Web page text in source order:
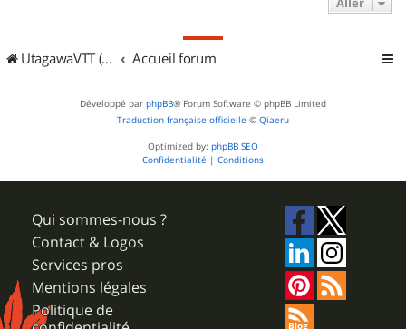
UtagawaVTT (Randos VTT et VTTAE avec traces GPS) Accueil forum
Développé par phpBB® Forum Software © phpBB Limited
Traduction française officielle © Qiaeru
Optimized by: phpBB SEO
Confidentialité | Conditions
Qui sommes-nous ?
Contact & Logos
Services pros
Mentions légales
Politique de